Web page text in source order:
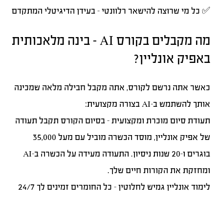
✅ כל מי שרוצה להישאר רלוונטי– בעידן הדיגיטלי המתקדם
מה מקבלים בקורס AI – בינה מלאכותית
באפיק אונליין?
כאשר אתה נרשם לקורס, אתה מקבל חבילה מלאה שמכינה
אותך להשתמש ב-AI בצורה מקצועית:
תעודת סיום מוכרת ומקצועית– בסיום הקורס תקבל תעודה
של אפיק אונליין, מוסד הכשרה מוביל עם מעל 35,000
בוגרים ו-20 שנות ניסיון. התעודה מעידה על הכשרה ב-AI
ומחזקת את הקורות חיים שלך.
לימוד אונליין גמיש לחלוטין
– כל החומרים זמינים לך 24/7